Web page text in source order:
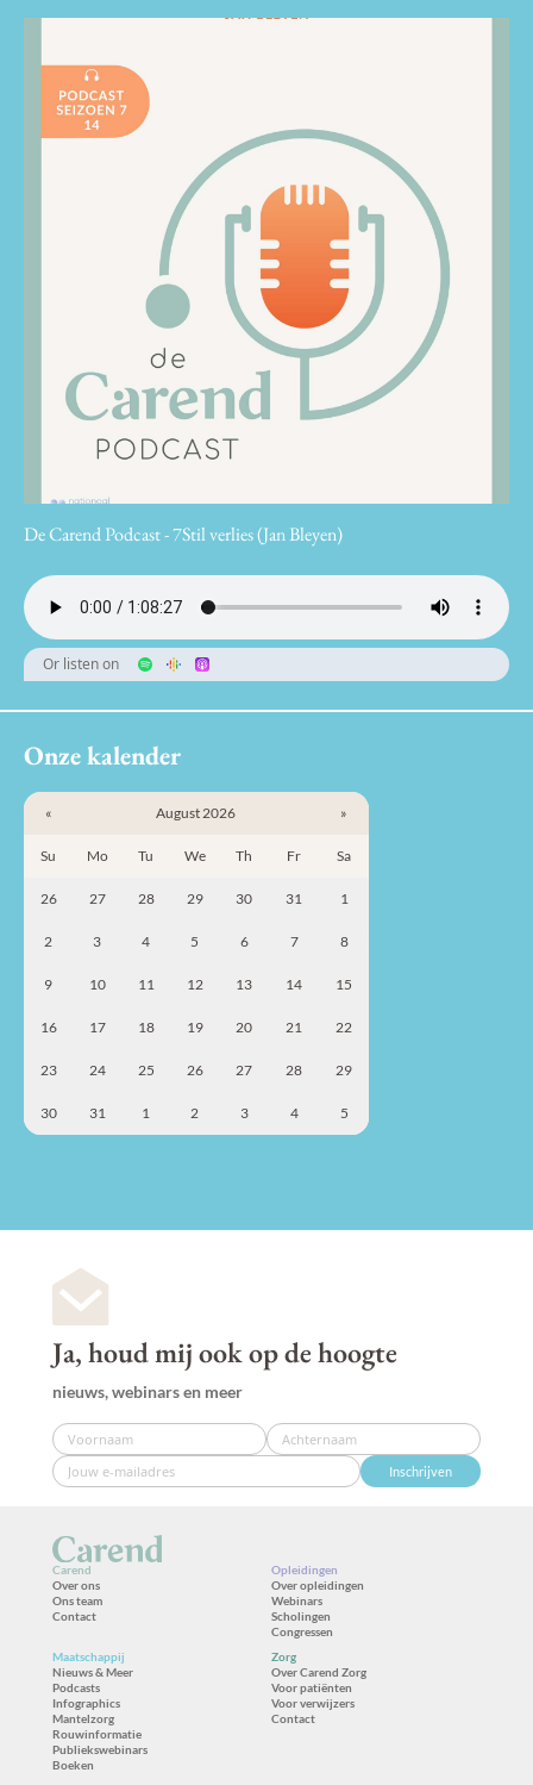
De Carend Podcast - 7Stil verlies (Jan Bleyen)
Or listen on
Onze kalender
« August 2026 »
Su Mo Tu We Th Fr Sa
26 27 28 29 30 31 1
2 3 4 5 6 7 8
9 10 11 12 13 14 15
16 17 18 19 20 21 22
23 24 25 26 27 28 29
30 31 1 2 3 4 5
Ja, houd mij ook op de hoogte
nieuws, webinars en meer
Inschrijven
Carend
Over ons
Ons team
Contact
Opleidingen
Over opleidingen
Webinars
Scholingen
Congressen
Maatschappij
Nieuws & Meer
Podcasts
Infographics
Mantelzorg
Rouwinformatie
Publiekswebinars
Boeken
Zorg
Over Carend Zorg
Voor patiënten
Voor verwijzers
Contact